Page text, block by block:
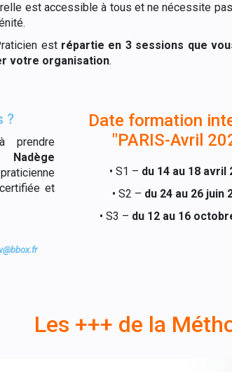
est accessible à tous et ne nécessite
est répartie en 3 sessions que
votre organisation.
?
prendre
Nadège
certifiée et
Date formation
"PARIS-Avril
• S1 – du 14 au 18 avril
• S2 – du 24 au 26 juin
• S3 – du 12 au 16
Les +++ de la